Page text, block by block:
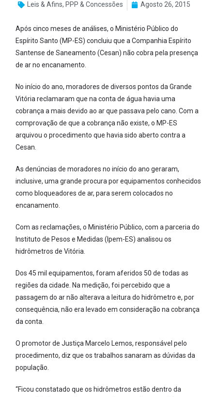
Leis & Afins, PPP & Concessões Agosto 26, 2015
Após cinco meses de análises, o Ministério Público do
Espírito Santo (MP-ES) concluiu que a Companhia Espírito
Santense de Saneamento (Cesan) não cobra pela presença
de ar no encanamento.
No início do ano, moradores de diversos pontos da Grande
Vitória reclamaram que na conta de água havia uma
cobrança a mais devido ao ar que passava pelo cano. Com a
comprovação de que a cobrança não existe, o MP-ES
arquivou o procedimento que havia sido aberto contra a
Cesan.
As denúncias de moradores no início do ano geraram,
inclusive, uma grande procura por equipamentos conhecidos
como bloqueadores de ar, para serem colocados no
encanamento.
Com as reclamações, o Ministério Público, com a parceria do
Instituto de Pesos e Medidas (Ipem-ES) analisou os
hidrômetros de Vitória.
Dos 45 mil equipamentos, foram aferidos 50 de todas as
regiões da cidade. Na medição, foi percebido que a
passagem do ar não alterava a leitura do hidrômetro e, por
consequência, não era levado em consideração na cobrança
da conta.
O promotor de Justiça Marcelo Lemos, responsável pelo
procedimento, diz que os trabalhos sanaram as dúvidas da
população.
“Ficou constatado que os hidrômetros estão dentro da